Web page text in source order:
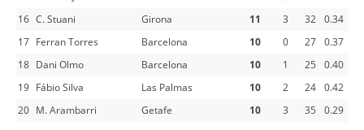
16 C. Stuani Girona 11 3 32
0.34
17 Ferran Torres Barcelona 10 0 27
0.37
18 Dani Olmo Barcelona 10 1 25
0.40
19 Fábio Silva Las Palmas 10 2 24
0.42
20 M. Arambarri Getafe 10 3 35 0.29